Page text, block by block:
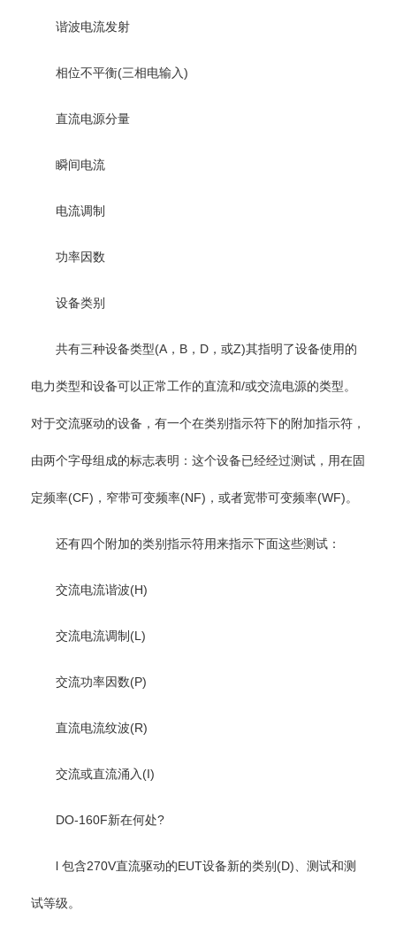
谐波电流发射
相位不平衡(三相电输入)
直流电源分量
瞬间电流
电流调制
功率因数
设备类别
共有三种设备类型(A，B，D，或Z)其指明了设备使用的
电力类型和设备可以正常工作的直流和/或交流电源的类型。
对于交流驱动的设备，有一个在类别指示符下的附加指示符，
由两个字母组成的标志表明：这个设备已经经过测试，用在固
定频率(CF)，窄带可变频率(NF)，或者宽带可变频率(WF)。
还有四个附加的类别指示符用来指示下面这些测试：
交流电流谐波(H)
交流电流调制(L)
交流功率因数(P)
直流电流纹波(R)
交流或直流涌入(I)
DO-160F新在何处?
l 包含270V直流驱动的EUT设备新的类别(D)、测试和测
试等级。